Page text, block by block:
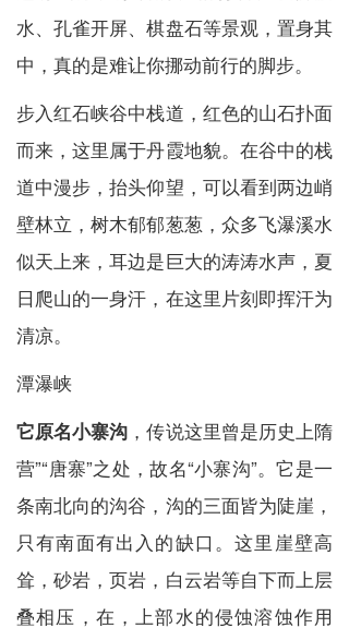
水、孔雀开屏、棋盘石等景观，置身其
中，真的是难让你挪动前行的脚步。
步入红石峡谷中栈道，红色的山石扑面
而来，这里属于丹霞地貌。在谷中的栈
道中漫步，抬头仰望，可以看到两边峭
壁林立，树木郁郁葱葱，众多飞瀑溪水
似天上来，耳边是巨大的涛涛水声，夏
日爬山的一身汗，在这里片刻即挥汗为
清凉。
潭瀑峡
它原名小寨沟 ，传说这里曾是历史上隋
营”“唐寨”之处，故名“小寨沟”。它是一
条南北向的沟谷，沟的三面皆为陡崖，
只有南面有出入的缺口。这里崖壁高
耸，砂岩，页岩，白云岩等自下而上层
叠相压，在，上部水的侵蚀溶蚀作用